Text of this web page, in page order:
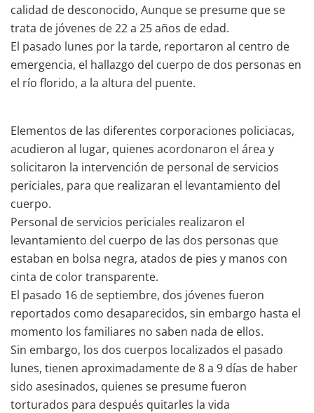
calidad de desconocido, Aunque se presume que se
trata de jóvenes de 22 a 25 años de edad.
El pasado lunes por la tarde, reportaron al centro de
emergencia, el hallazgo del cuerpo de dos personas en
el río florido, a la altura del puente.
Elementos de las diferentes corporaciones policiacas,
acudieron al lugar, quienes acordonaron el área y
solicitaron la intervención de personal de servicios
periciales, para que realizaran el levantamiento del
cuerpo.
Personal de servicios periciales realizaron el
levantamiento del cuerpo de las dos personas que
estaban en bolsa negra, atados de pies y manos con
cinta de color transparente.
El pasado 16 de septiembre, dos jóvenes fueron
reportados como desaparecidos, sin embargo hasta el
momento los familiares no saben nada de ellos.
Sin embargo, los dos cuerpos localizados el pasado
lunes, tienen aproximadamente de 8 a 9 días de haber
sido asesinados, quienes se presume fueron
torturados para después quitarles la vida